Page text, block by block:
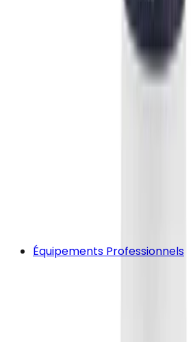
Équipements Professionnels